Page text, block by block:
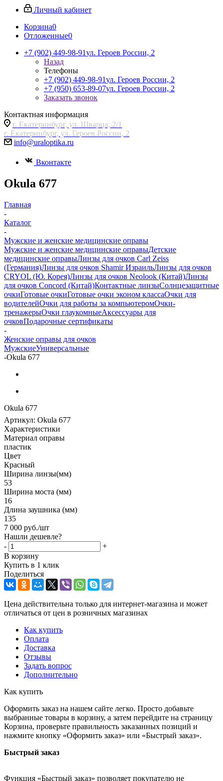
Личный кабинет
Корзина0
Отложенные0
+7 (902) 449-98-91ул. Героев России, 2
Назад
Телефоны
+7 (902) 449-98-91ул. Героев России, 2
+7 (950) 653-89-07ул. Героев России, 2
Заказать звонок
Контактная информация
г. Екатеринбург, ул. Шварца, 2/1
г. Екатеринбург, ул. Героев России, 2
info@uraloptika.ru
Вконтакте
Okula 677
Главная
-
Каталог
-
Мужские и женские медицинские оправы
Мужские и женские медицинские оправыДетские
медицинские оправыЛинзы для очков Carl Zeiss
(Германия)Линзы для очков Shamir ИзраильЛинзы для очков
CRYOL (Ю. Корея)Линзы для очков Neolook (Китай)Линзы
для очков Concord (Китай)Контактные линзыСолнцезащитные
очкиГотовые очкиГотовые очки эконом классаОчки для
водителейОчки для работы за компьютеромОчки-
тренажерыОчки глаукомныеАксессуары для
очковПодарочные сертификаты
-
Женские оправы для очков
МужскиеУниверсальные
-Okula 677
Okula 677
Артикул: Okula 677
Характеристики
Материал оправы
пластик
Цвет
Красный
Ширина линзы(мм)
53
Ширина моста (мм)
16
Длина заушника (мм)
135
7 000 руб./шт
Нашли дешевле?
-
+
В корзину
Купить в 1 клик
Поделиться
Цена действительна только для интернет-магазина и может
отличаться от цен в розничных магазинах
Как купить
Оплата
Доставка
Отзывы
Задать вопрос
Дополнительно
Как купить
Оформить заказ на нашем сайте легко. Просто добавьте
выбранные товары в корзину, а затем перейдите на страницу
Корзина, проверьте правильность заказанных позиций и
нажмите кнопку «Оформить заказ» или «Быстрый заказ».
Быстрый заказ
Функция «Быстрый заказ» позволяет покупателю не